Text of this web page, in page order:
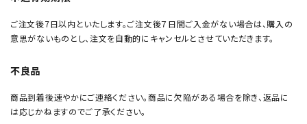
ご注文後7日以内といたします。ご注文後７日間ご入金がない場合は、購入の
意思がないものとし、注文を自動的にキャンセルとさせていただきます。
不良品
商品到着後速やかにご連絡ください。商品に欠陥がある場合を除き、返品に
は応じかねますのでご了承ください。